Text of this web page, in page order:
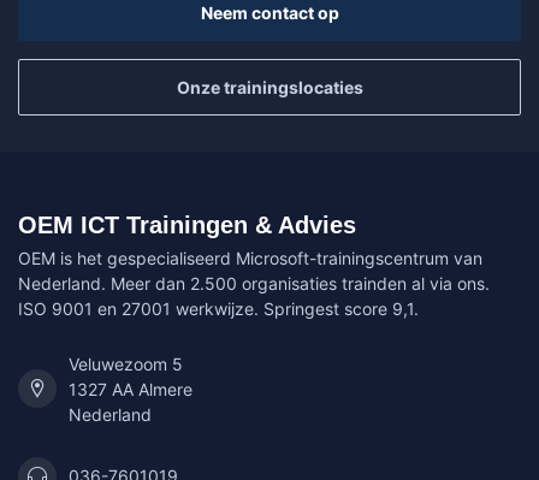
Neem contact op
Onze trainingslocaties
OEM ICT Trainingen & Advies
OEM is het gespecialiseerd Microsoft-trainingscentrum van
Nederland. Meer dan 2.500 organisaties trainden al via ons.
ISO 9001 en 27001 werkwijze. Springest score 9,1.
Veluwezoom 5
1327 AA Almere
Nederland